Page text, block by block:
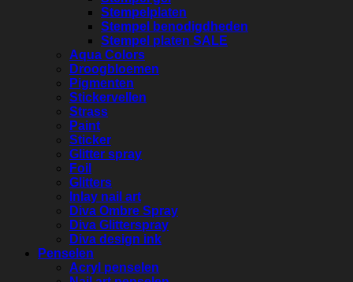
Stempelplaten
Stempel benodigdheden
Stempel platen SALE
Aqua Colors
Droogbloemen
Pigmenten
Stickervellen
Strass
Paint
Sticker
Glitter spray
Foil
Glitters
Inlay nail art
Diva Ombre Spray
Diva Glitterspray
Diva design ink
Penselen
Acryl penselen